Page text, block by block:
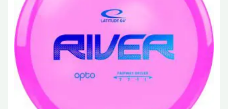
meerdere
variaties.
Deze
optie
kan
gekozen
worden